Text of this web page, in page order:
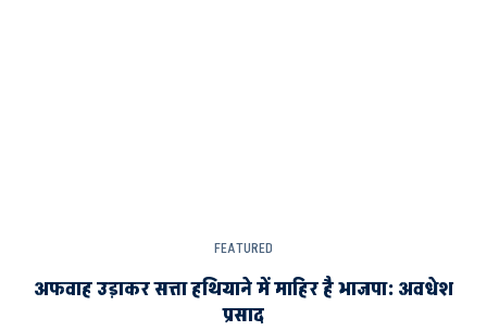
FEATURED
अफवाह उड़ाकर सत्ता हथियाने में माहिर है भाजपा: अवधेश
प्रसाद